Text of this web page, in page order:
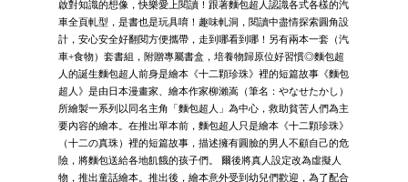
啟對知識的想像，快樂愛上閱讀！跟著麵包超人認識各式各樣的汽
車全頁軋型，是書也是玩具唷！趣味軋洞，閱讀中盡情探索圓角設
計，安心安全好翻閱方便攜帶，走到哪看到哪！另有兩本一套（汽
車+食物）套書組，附贈專屬書盒，培養物歸原位好習慣◎麵包超
人的誕生麵包超人前身是繪本《十二顆珍珠》裡的短篇故事《麵包
超人》是由日本漫畫家、繪本作家柳瀨嵩（筆名：やなせたかし）
所繪製一系列以同名主角「麵包超人」為中心，救助貧苦人們為主
要內容的繪本。在推出單本前，麵包超人只是繪本《十二顆珍珠》
（十二の真珠）裡的短篇故事，描述擁有圓臉的男人不顧自己的危
險，將麵包送給各地飢餓的孩子們。 爾後將真人設定改為虛擬人
物，推出童話繪本。推出後，繪本意外受到幼兒們歡迎，為了配合